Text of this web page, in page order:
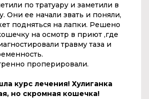
по тратуару и заметили в
Они ее начали звать и поняли,
подняться на лапки. Решено
на осмотр в приют ,где
травму таза и
проперировали.
курс лечения! Хулиганка
но скромная кошечка!